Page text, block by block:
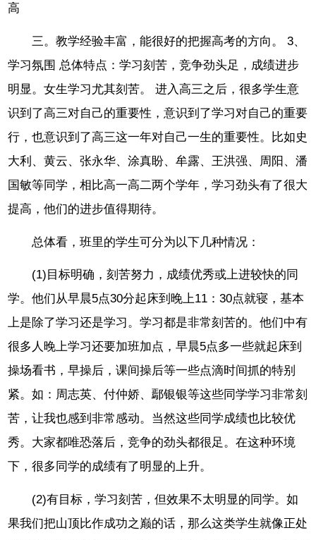
高
三。教学经验丰富，能很好的把握高考的方向。 3、
学习氛围 总体特点：学习刻苦，竞争劲头足，成绩进步
明显。女生学习尤其刻苦。 进入高三之后，很多学生意
识到了高三对自己的重要性，意识到了学习对自己的重要
行，也意识到了高三这一年对自己一生的重要性。比如史
大利、黄云、张永华、涂真盼、牟露、王洪强、周阳、潘
国敏等同学，相比高一高二两个学年，学习劲头有了很大
提高，他们的进步值得期待。
总体看，班里的学生可分为以下几种情况：
(1)目标明确，刻苦努力，成绩优秀或上进较快的同
学。他们从早晨5点30分起床到晚上11：30点就寝，基本
上是除了学习还是学习。学习都是非常刻苦的。他们中有
很多人晚上学习还要加班加点，早晨5点多一些就起床到
操场看书，早操后，课间操后等一些点滴时间抓的特别
紧。如：周志英、付仲娇、鄢银银等这些同学学习非常刻
苦，让我也感到非常感动。当然这些同学成绩也比较优
秀。大家都唯恐落后，竞争的劲头都很足。在这种环境
下，很多同学的成绩有了明显的上升。
(2)有目标，学习刻苦，但效果不太明显的同学。如
果我们把山顶比作成功之巅的话，那么这类学生就像正处